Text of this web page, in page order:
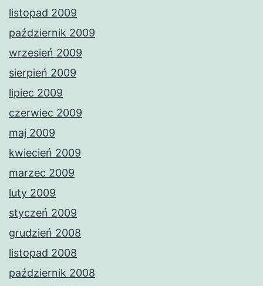
listopad 2009
październik 2009
wrzesień 2009
sierpień 2009
lipiec 2009
czerwiec 2009
maj 2009
kwiecień 2009
marzec 2009
luty 2009
styczeń 2009
grudzień 2008
listopad 2008
październik 2008